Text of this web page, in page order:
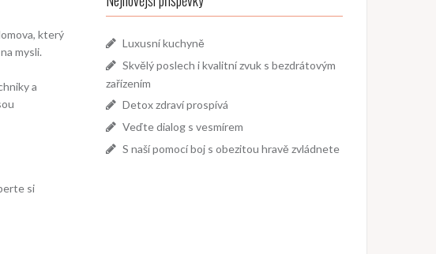
který
mysli.
a
si
Luxusní kuchyně
Skvělý poslech i kvalitní zvuk s bezdrátovým
zařízením
Detox zdraví prospívá
Veďte dialog s vesmírem
S naší pomocí boj s obezitou hravě zvládnete